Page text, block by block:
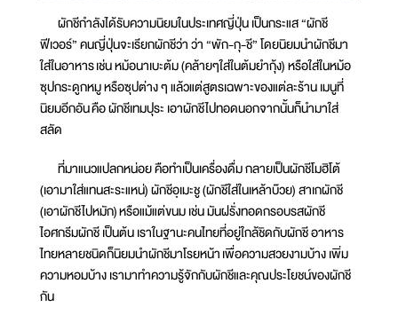
ผักชีกำลังได้รับความนิยมในประเทศญี่ปุ่น เป็นกระแส “ผักชี
ฟีเวอร์” คนญี่ปุ่นจะเรียกผักชีว่า ว่า “พัก-กุ-ชี” โดยนิยมนำผักชีมา
ใส่ในอาหาร เช่น หม้อนาเบะต้ม (คล้ายๆใส่ในต้มยำกุ้ง) หรือใส่ในหม้อ
ซุปกระดูกหมู หรือซุปต่าง ๆ แล้วแต่สูตรเฉพาะของแต่ละร้าน เมนูที่
นิยมอีกอัน คือ ผักชีเทมปุระ เอาผักชีไปทอดนอกจากนั้นก็นำมาใส่
สลัด
ที่มาแนวแปลกหน่อย คือทำเป็นเครื่องดื่ม กลายเป็นผักชีโมฮิโต้
(เอามาใส่แทนสะระแหน่) ผักชีอุเมะชู (ผักชีใส่ในเหล้าบ๊วย) สาเกผักชี
(เอาผักชีไปหมัก) หรือแม้แต่ขนม เช่น มันฝรั่งทอดกรอบรสผักชี
ไอศกรีมผักชี เป็นต้น เราในฐานะคนไทยที่อยู่ใกล้ชิดกับผักชี อาหาร
ไทยหลายชนิดก็นิยมนำผักชีมาโรยหน้า เพื่อความสวยงามบ้าง เพิ่ม
ความหอมบ้าง เรามาทำความรู้จักกับผักชีและคุณประโยชน์ของผักชี
กัน